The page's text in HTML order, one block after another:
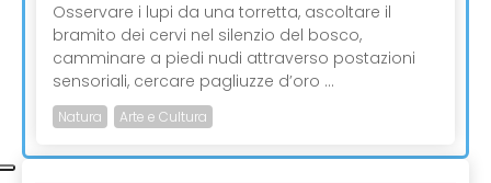
Osservare i lupi da una torretta, ascoltare il
bramito dei cervi nel silenzio del bosco,
camminare a piedi nudi attraverso postazioni
sensoriali, cercare pagliuzze d’oro ...
Natura Arte e Cultura